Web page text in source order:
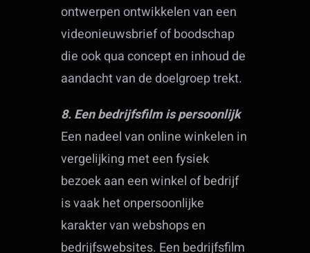
ontwerpen ontwikkelen van een
videonieuwsbrief of boodschap
die ook qua concept en inhoud de
aandacht van de doelgroep trekt.
8. Een bedrijfsfilm is persoonlijk
Een nadeel van online winkelen in
vergelijking met een fysiek
bezoek aan een winkel of bedrijf
is vaak het onpersoonlijke
karakter van webshops en
bedrijfswebsites. Een bedrijfsfilm